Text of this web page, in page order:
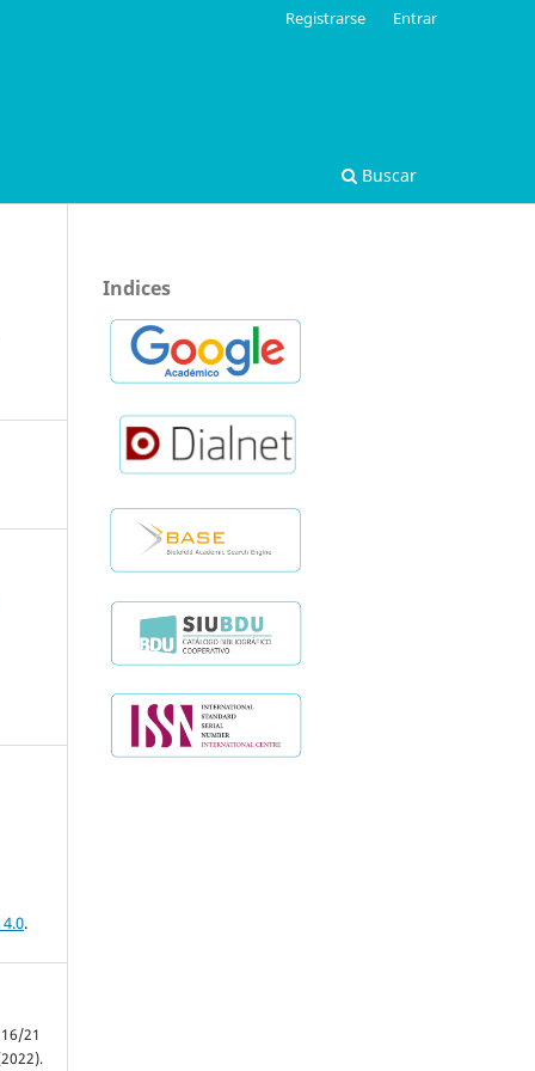
Buscar
Registrarse Entrar
.
21
Indices